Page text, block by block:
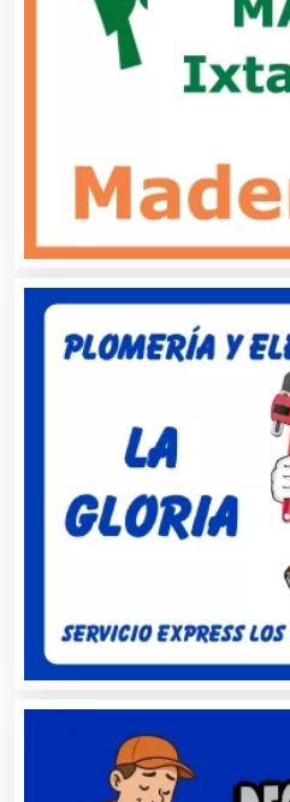
Agua Purificada
Alarmas
Albercas
Almacenaje
Alquiler de Sillas y